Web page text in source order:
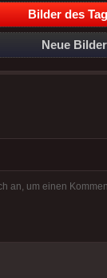
Bilder des
Neue Bilder
an, um einen